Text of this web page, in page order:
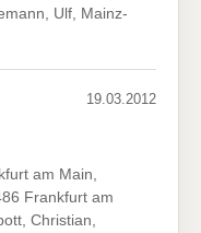
Ulf, Mainz-
19.03.2012
am Main,
Frankfurt am
Christian,